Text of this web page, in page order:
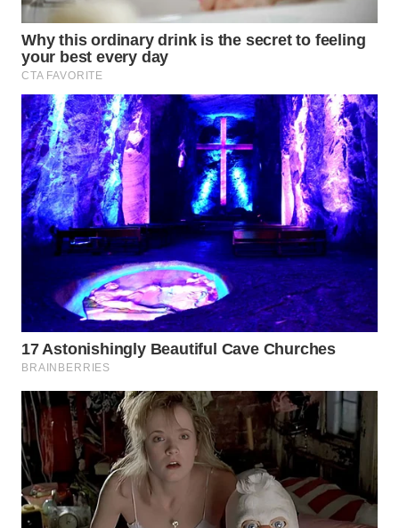
WN
BOGOR
WN
DEPOK
WN
TAPANULI
UTARA
WN
SAMOSIR
WN
LAWAS
WN
SUMEDANG
WN
CIANJUR